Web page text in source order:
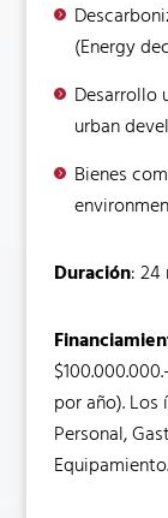
(Energy
Desarrollo
urban
Bienes
Duración: 24
por año).
Personal,
Equipamiento.